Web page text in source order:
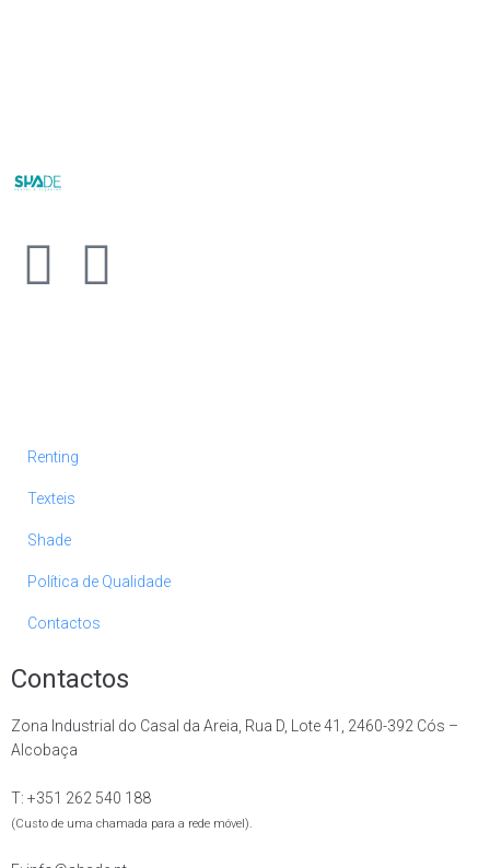
Renting
Texteis
Shade
Política de Qualidade
Contactos
Contactos
Zona Industrial do Casal da Areia, Rua D, Lote 41, 2460-392 Cós –
Alcobaça
T: +351 262 540 188
(Custo de uma chamada para a rede móvel).